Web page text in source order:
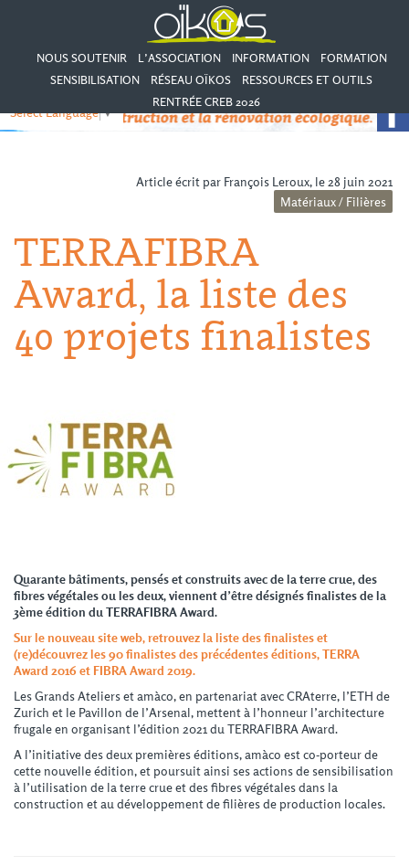
NOUS SOUTENIR L’ASSOCIATION INFORMATION
FORMATION
SENSIBILISATION
RÉSEAU OÏKOS
RESSOURCES ET OUTILS
RENTRÉE CREB 2026
Select Language▼
Article écrit par François Leroux, le 28 juin 2021
Matériaux / Filières
TERRAFIBRA
Award, la liste des
40 projets finalistes
Quarante bâtiments, pensés et construits avec de la terre crue, des
fibres végétales ou les deux, viennent d’être désignés finalistes de la
3ème édition du TERRAFIBRA Award.
Sur le nouveau site web, retrouvez la liste des finalistes et
(re)découvrez les 90 finalistes des précédentes éditions, TERRA
Award 2016 et FIBRA Award 2019.
Les Grands Ateliers et amàco, en partenariat avec CRAterre, l’ETH de
Zurich et le Pavillon de l’Arsenal, mettent à l’honneur l’architecture
frugale en organisant l’édition 2021 du TERRAFIBRA Award.
A l’initiative des deux premières éditions, amàco est co-porteur de
cette nouvelle édition, et poursuit ainsi ses actions de sensibilisation
à l’utilisation de la terre crue et des fibres végétales dans la
construction et au développement de filières de production locales.